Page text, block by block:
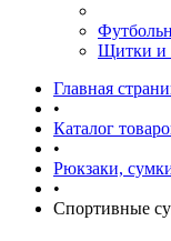
Щитки и
Главная
•
Каталог
•
Рюкзаки,
•
Спортивные